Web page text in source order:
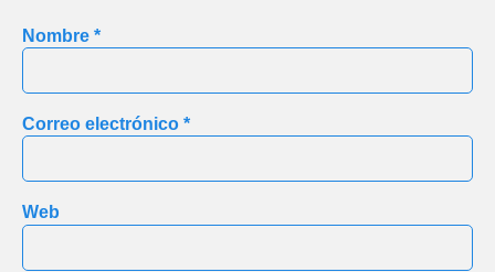
Nombre *
Correo electrónico *
Web